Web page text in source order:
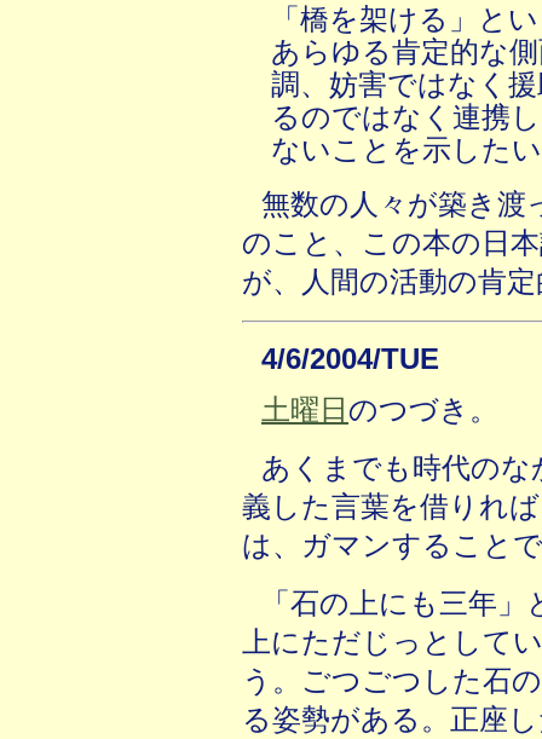
「橋を架ける」と
あらゆる肯定的な
調、妨害ではなく
るのではなく連携
ないことを示した
無数の人々が築き渡
のこと、この本の日
が、人間の活動の肯
4/6/2004/TUE
土曜日のつづき。
あくまでも時代の
義した言葉を借りれ
は、ガマンすること
「石の上にも三年
上にただじっとして
う。ごつごつした石
る姿勢がある。正座